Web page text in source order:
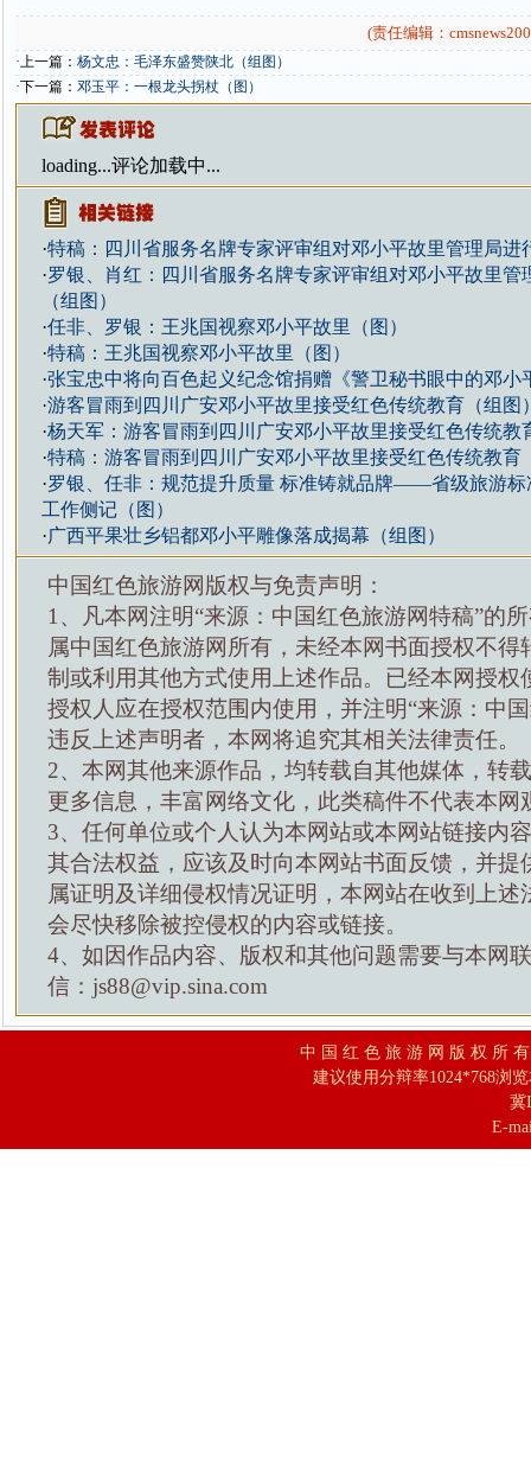
(责任编辑：
·上一篇： 杨文忠：毛泽东盛赞陕北（组图）
·下一篇： 邓玉平：一根龙头拐杖（图）
loading...评论加载中...
·特稿：四川省服务名牌专家评审组对邓小平故里管理局进
·罗银、肖红：四川省服务名牌专家评审组对邓小平故里管
（组图）
·任非、罗银：王兆国视察邓小平故里（图）
·特稿：王兆国视察邓小平故里（图）
·张宝忠中将向百色起义纪念馆捐赠《警卫秘书眼中的邓小
·游客冒雨到四川广安邓小平故里接受红色传统教育（组图
·杨天军：游客冒雨到四川广安邓小平故里接受红色传统教
·特稿：游客冒雨到四川广安邓小平故里接受红色传统教育
·罗银、任非：规范提升质量 标准铸就品牌——省级旅游标
工作侧记（图）
·广西平果壮乡铝都邓小平雕像落成揭幕（组图）
中国红色旅游网版权与免责声明：
1、凡本网注明“来源：中国红色旅游网特稿”的
属中国红色旅游网所有，未经本网书面授权不得
制或利用其他方式使用上述作品。已经本网授权
授权人应在授权范围内使用，并注明“来源：中
违反上述声明者，本网将追究其相关法律责任。
2、本网其他来源作品，均转载自其他媒体，转
更多信息，丰富网络文化，此类稿件不代表本网
3、任何单位或个人认为本网站或本网站链接内
其合法权益，应该及时向本网站书面反馈，并提
属证明及详细侵权情况证明，本网站在收到上述
会尽快移除被控侵权的内容或链接。
4、如因作品内容、版权和其他问题需要与本网
信：js88@vip.sina.com
中 国 红 色 旅 游 网 版 权 所
建议使用分辩率1024*768浏
冀
E-